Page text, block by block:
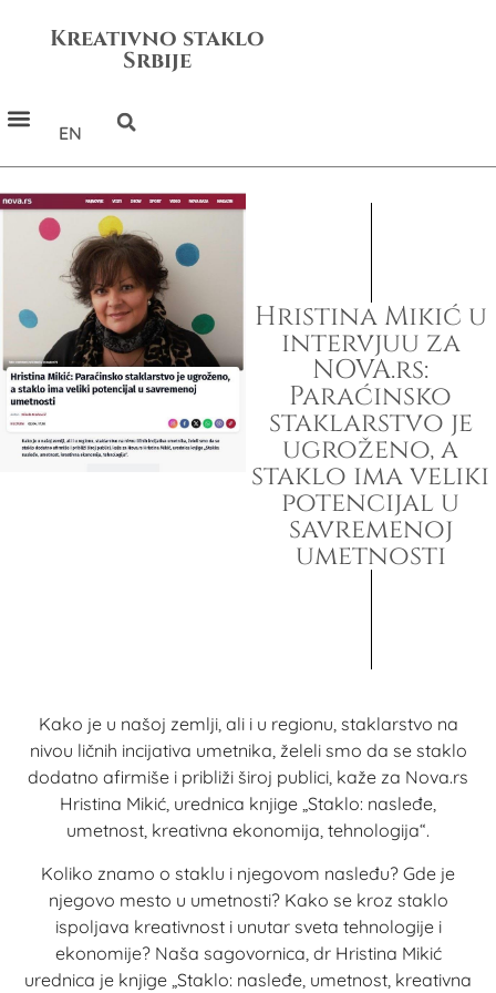
Kreativno staklo
Srbije
EN
Hristina Mikić u
intervjuu za
NOVA.rs:
Paraćinsko
staklarstvo je
ugroženo, a
staklo ima veliki
potencijal u
savremenoj
umetnosti
Kako je u našoj zemlji, ali i u regionu, staklarstvo na
nivou ličnih incijativa umetnika, želeli smo da se staklo
dodatno afirmiše i približi široj publici, kaže za Nova.rs
Hristina Mikić, urednica knjige „Staklo: nasleđe,
umetnost, kreativna ekonomija, tehnologija“.
Koliko znamo o staklu i njegovom nasleđu? Gde je
njegovo mesto u umetnosti? Kako se kroz staklo
ispoljava kreativnost i unutar sveta tehnologije i
ekonomije? Naša sagovornica, dr Hristina Mikić
urednica je knjige „Staklo: nasleđe, umetnost, kreativna